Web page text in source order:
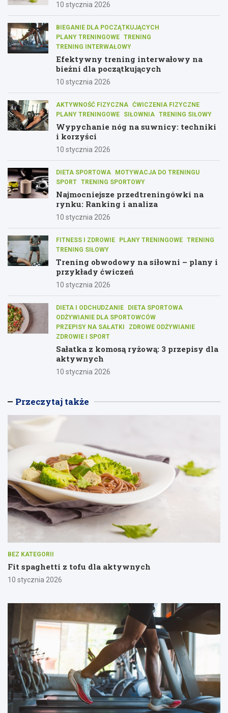
10 stycznia 2026
BIEGANIE DLA POCZĄTKUJĄCYCH
PLANY TRENINGOWE TRENING
TRENING INTERWAŁOWY
Efektywny trening interwałowy na
bieżni dla początkujących
10 stycznia 2026
AKTYWNOŚĆ FIZYCZNA ĆWICZENIA FIZYCZNE
PLANY TRENINGOWE
SIŁOWNIA TRENING SIŁOWY
Wypychanie nóg na suwnicy: techniki
i korzyści
10 stycznia 2026
DIETA SPORTOWA
MOTYWACJA DO TRENINGU
SPORT TRENING SPORTOWY
Najmocniejsze przedtreningówki na
rynku: Ranking i analiza
10 stycznia 2026
FITNESS I ZDROWIE PLANY TRENINGOWE TRENING
TRENING SIŁOWY
Trening obwodowy na siłowni – plany i
przykłady ćwiczeń
10 stycznia 2026
DIETA I ODCHUDZANIE
DIETA SPORTOWA
ODŻYWIANIE DLA SPORTOWCÓW
PRZEPISY NA SAŁATKI
ZDROWE ODŻYWIANIE
ZDROWIE I SPORT
Sałatka z komosą ryżową: 3 przepisy dla
aktywnych
10 stycznia 2026
Przeczytaj także
BEZ KATEGORII
Fit spaghetti z tofu dla aktywnych
10 stycznia 2026